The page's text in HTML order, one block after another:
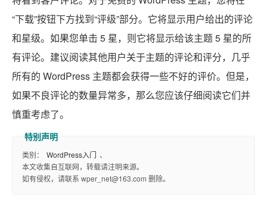
“下载”按钮下方找到“评级”部分。它将显示用户给出的评论
和星级。如果您单击 5 星，则它将显示给该主题 5 星的所
有评论。建议阅读其他用户关于主题的评论和评分，几乎
所有的 WordPress 主题都会获得一些不好的评价。但是，
如果不良评论的数量异常多，那么您应该仔细阅读它们并
慎重考虑了。
类别： WordPress入门 、
本文收集自互联网，转载请注明来源。
如有侵权，请联系 wper_net@163.com 删除。